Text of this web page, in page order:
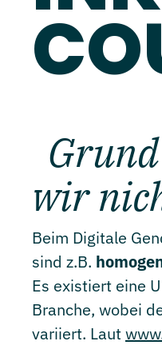
wir
Beim Digitale
sind z.B.
Es existiert eine
Branche, wobei
variiert. Laut